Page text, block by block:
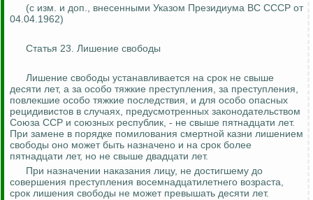
(с изм. и доп., внесенными Указом Президиума ВС СССР от
04.04.1962)
Статья 23. Лишение свободы
Лишение свободы устанавливается на срок не свыше
десяти лет, а за особо тяжкие преступления, за преступления,
повлекшие особо тяжкие последствия, и для особо опасных
рецидивистов в случаях, предусмотренных законодательством
Союза ССР и союзных республик, - не свыше пятнадцати лет.
При замене в порядке помилования смертной казни лишением
свободы оно может быть назначено и на срок более
пятнадцати лет, но не свыше двадцати лет.
При назначении наказания лицу, не достигшему до
совершения преступления восемнадцатилетнего возраста,
срок лишения свободы не может превышать десяти лет.